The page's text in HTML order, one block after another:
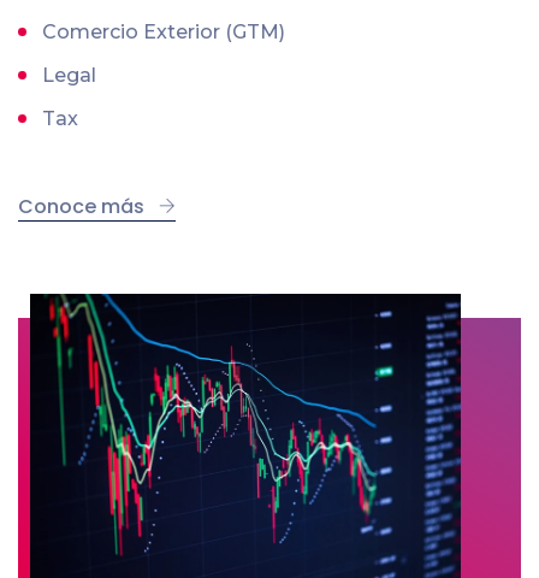
Comercio Exterior (GTM)
Legal
Tax
Conoce más